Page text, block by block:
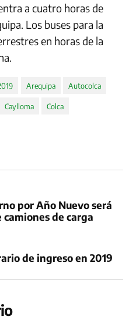
a cuatro horas de
Los buses para la
en horas de la
Arequipa Autocolca
Caylloma Colca
por Año Nuevo será
de carga
de ingreso en 2019